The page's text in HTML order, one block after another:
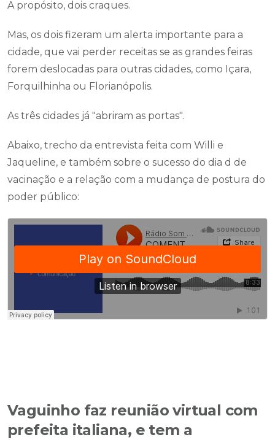
A propósito, dois craques.
Mas, os dois fizeram um alerta importante para a
cidade, que vai perder receitas se as grandes feiras
forem deslocadas para outras cidades, como Içara,
Forquilhinha ou Florianópolis.
As três cidades já "abriram as portas".
Abaixo, trecho da entrevista feita com Willi e
Jaqueline, e também sobre o sucesso do dia d de
vacinação e a relação com a mudança de postura do
poder público:
Vaguinho faz reunião virtual com
prefeita italiana, e tem a